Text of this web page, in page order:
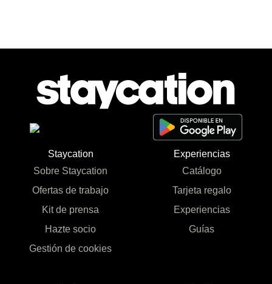
Staycation
Sobre Staycation
Ofertas de trabajo
Kit de prensa
Hazte socio
Gestión de cookies
Experiencias
Catálogo
Tarjeta regalo
Experiencias
Guías